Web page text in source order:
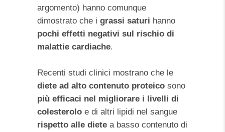
argomento) hanno comunque
dimostrato che i grassi saturi hanno
pochi effetti negativi sul rischio di
malattie cardiache.
Recenti studi clinici mostrano che le
diete ad alto contenuto proteico sono
più efficaci nel migliorare i livelli di
colesterolo e di altri lipidi nel sangue
rispetto alle diete a basso contenuto di